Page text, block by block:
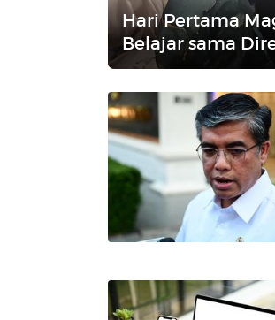
Hari Pertama
Belajar sama